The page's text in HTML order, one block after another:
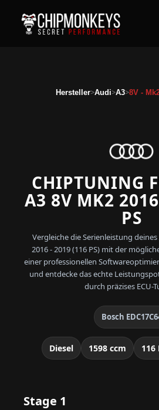
Hersteller>Audi>A3>8V -
CHIPTUNING
A3 8V MK2
PS
Vergleiche die Serienleistung deines
2016 - 2019 (116 PS) mit der
einer professionellen
und entdecke das echte
durch präzises ECU-
Bosch
Diesel 1598 ccm 116
Stage 1